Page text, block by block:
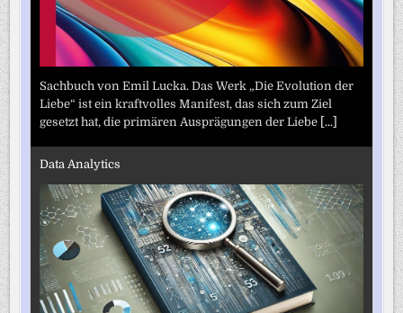
Sachbuch von Emil Lucka. Das Werk „Die Evolution der
Liebe“ ist ein kraftvolles Manifest, das sich zum Ziel
gesetzt hat, die primären Ausprägungen der Liebe [...]
Data Analytics